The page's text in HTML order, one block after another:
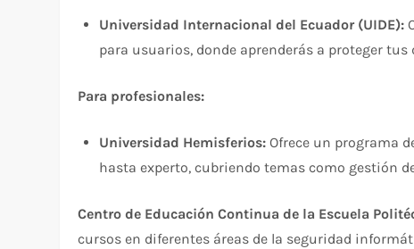
Universidad Internacional del Ecuador (UIDE):
para usuarios, donde aprenderás a proteger
Para profesionales:
Universidad Hemisferios: Ofrece un programa
hasta experto, cubriendo temas como gestión
Centro de Educación Continua de la Escuela
cursos en diferentes áreas de la seguridad